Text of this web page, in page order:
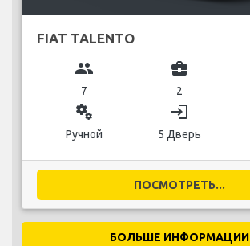
FIAT TALENTO
group
7
business_center
2
miscellaneous_services
Ручной
login
5 Дверь
ПОСМОТРЕТЬ...
БОЛЬШЕ ИНФОРМАЦИИ